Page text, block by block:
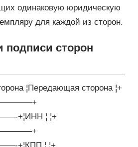
одинаковую юридическую
для каждой из сторон.
подписи сторон
¦Передающая сторона ¦+
¦ ¦+
¦ ¦+